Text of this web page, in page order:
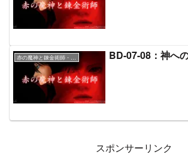
赤の魔神と錬金術師・本文 BD-07-08：神へ
スポンサーリンク